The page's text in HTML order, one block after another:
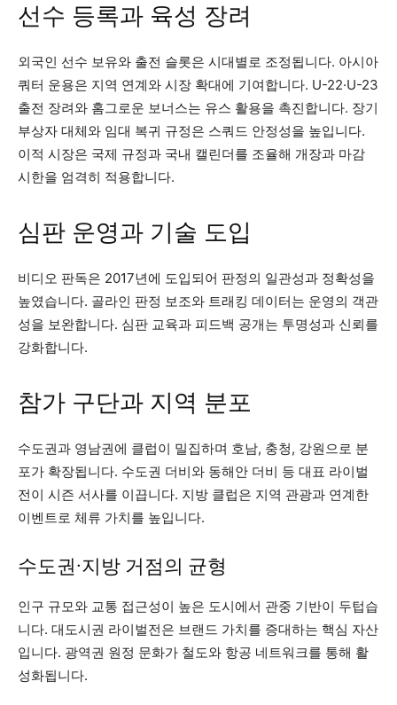
선수 등록과 육성 장려
외국인 선수 보유와 출전 슬롯은 시대별로 조정됩니다. 아시아
쿼터 운용은 지역 연계와 시장 확대에 기여합니다. U-22·U-23
출전 장려와 홈그로운 보너스는 유스 활용을 촉진합니다. 장기
부상자 대체와 임대 복귀 규정은 스쿼드 안정성을 높입니다.
이적 시장은 국제 규정과 국내 캘린더를 조율해 개장과 마감
시한을 엄격히 적용합니다.
심판 운영과 기술 도입
비디오 판독은 2017년에 도입되어 판정의 일관성과 정확성을
높였습니다. 골라인 판정 보조와 트래킹 데이터는 운영의 객관
성을 보완합니다. 심판 교육과 피드백 공개는 투명성과 신뢰를
강화합니다.
참가 구단과 지역 분포
수도권과 영남권에 클럽이 밀집하며 호남, 충청, 강원으로 분
포가 확장됩니다. 수도권 더비와 동해안 더비 등 대표 라이벌
전이 시즌 서사를 이끕니다. 지방 클럽은 지역 관광과 연계한
이벤트로 체류 가치를 높입니다.
수도권·지방 거점의 균형
인구 규모와 교통 접근성이 높은 도시에서 관중 기반이 두텁습
니다. 대도시권 라이벌전은 브랜드 가치를 증대하는 핵심 자산
입니다. 광역권 원정 문화가 철도와 항공 네트워크를 통해 활
성화됩니다.